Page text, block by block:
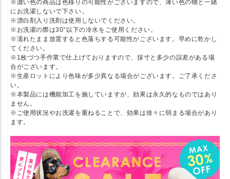
※濃い色の商品は色移りの可能性がございますので、薄い色の物と一緒
にお洗濯しないで下さい。
※漂白剤入り洗剤は使用しないでください。
※お洗濯の際は30°以下の冷水をご使用ください。
※濡れたまま放置すると色落ちする可能性がございます。早めに乾かし
てください。
※1枚づつ手作業で仕上げておりますので、採寸と多少の誤差がある場
合がございます。
※生産ロットにより色味が多少異なる場合がございます。ご了承くださ
い。
※本製品には機能加工を施していますが、効果は永久的なものではあり
ません。
※ご使用状況やお洗濯を重ねることで、効果は徐々に弱まる場合があり
ます。